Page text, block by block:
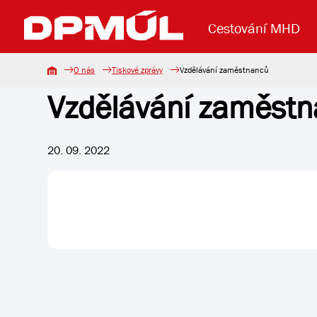
Cestování MHD
Uzavření mostu Dr. E. Beneše Koupit
Lanová dráha Reklama
Základní údaje Aktuality
O nás Tiskové zprávy Vzdělávání zaměstnanců
Vzdělávání
20. 09. 2022